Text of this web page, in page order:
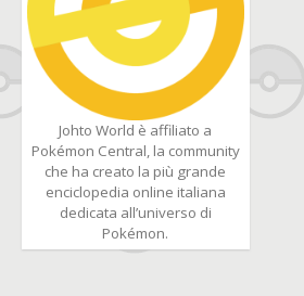
Johto World è affiliato a
Pokémon Central, la community
che ha creato la più grande
enciclopedia online italiana
dedicata all’universo di
Pokémon.